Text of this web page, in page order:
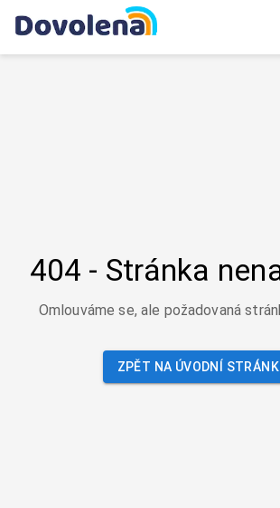
404 - Stránka
Omlouváme se, ale požadovaná
ZPĚT NA ÚVODNÍ